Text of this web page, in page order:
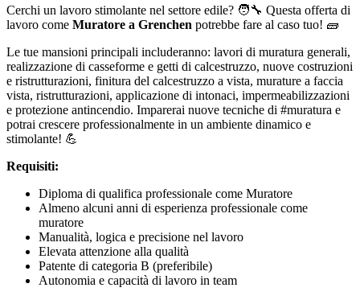
Cerchi un lavoro stimolante nel settore edile? 🧑‍🔧 Questa offerta di
lavoro come Muratore a Grenchen potrebbe fare al caso tuo! 🧱
Le tue mansioni principali includeranno: lavori di muratura generali,
realizzazione di casseforme e getti di calcestruzzo, nuove costruzioni
e ristrutturazioni, finitura del calcestruzzo a vista, murature a faccia
vista, ristrutturazioni, applicazione di intonaci, impermeabilizzazioni
e protezione antincendio. Imparerai nuove tecniche di #muratura e
potrai crescere professionalmente in un ambiente dinamico e
stimolante! 💪
Requisiti:
Diploma di qualifica professionale come Muratore
Almeno alcuni anni di esperienza professionale come
muratore
Manualità, logica e precisione nel lavoro
Elevata attenzione alla qualità
Patente di categoria B (preferibile)
Autonomia e capacità di lavoro in team